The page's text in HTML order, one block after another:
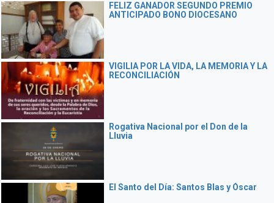
FELIZ GANADOR SEGUNDO PREMIO
ANTICIPADO BONO DIOCESANO
VIGILIA POR LA VIDA, LA MEMORIA Y LA
RECONCILIACIÓN
Rogativa Nacional por el Don de la
Lluvia
El Santo del Día: Santos Blas y Óscar